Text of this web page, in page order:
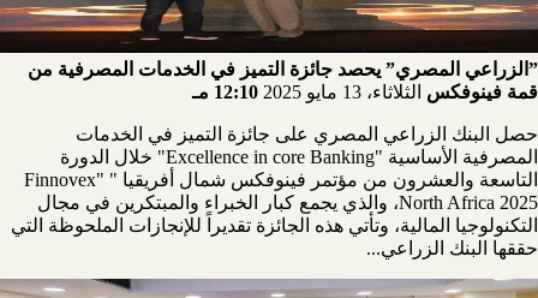
”الزراعي المصري” يحصد جائزة التميز في الخدمات المصرفية من
قمة فينوفكس الثلاثاء، 13 مايو 2025 12:10 مـ
حصل البنك الزراعي المصري على جائزة التميز في الخدمات
المصرفية الأساسية "Excellence in core Banking" خلال الدورة
التاسعة والعشرون من مؤتمر فينوفكس شمال أفريقيا " "Finnovex
North Africa 2025، والذي يجمع كبار الخبراء والمبتكرين في مجال
التكنولوجيا المالية، وتأتي هذه الجائزة تقديراً للإنجازات الملحوظة التي
حققها البنك الزراعي...